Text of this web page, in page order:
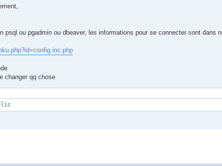
psql ou pgadmin ou dbeaver, les informations pour se connecter sont dans
changer qq chose